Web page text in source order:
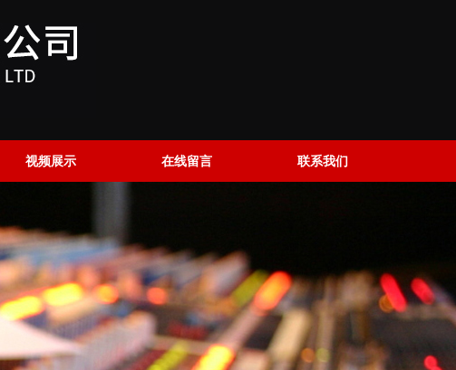
视频展示 在线留言 联系我们